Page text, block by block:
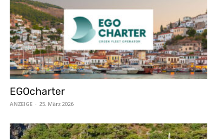
EGOcharter
ANZEIGE - 25. März 2026